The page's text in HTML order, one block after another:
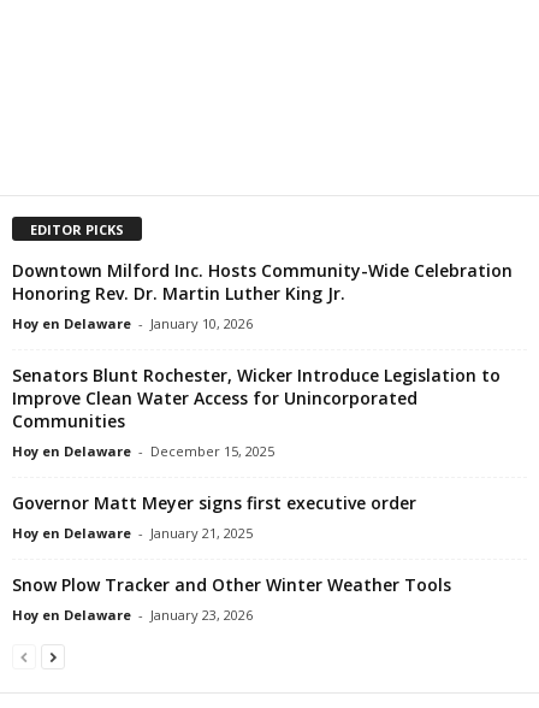
EDITOR PICKS
Downtown Milford Inc. Hosts Community-Wide Celebration
Honoring Rev. Dr. Martin Luther King Jr.
Hoy en Delaware - January 10, 2026
Senators Blunt Rochester, Wicker Introduce Legislation to
Improve Clean Water Access for Unincorporated
Communities
Hoy en Delaware - December 15, 2025
Governor Matt Meyer signs first executive order
Hoy en Delaware - January 21, 2025
Snow Plow Tracker and Other Winter Weather Tools
Hoy en Delaware - January 23, 2026